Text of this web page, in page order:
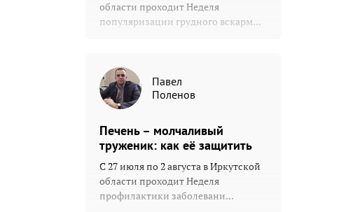
области проходит Неделя
популяризации грудного вскарм...
Павел
Поленов
Печень – молчаливый
труженик: как её защитить
С 27 июля по 2 августа в Иркутской
области проходит Неделя
профилактики заболевани...